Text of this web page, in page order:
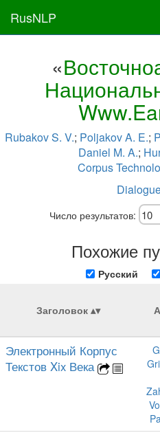
RusNLP
«
Rubakov S. V.; Poljakov A. E.;
Daniel M. A.;
Corpus
Число результатов:
Похожие
Русский
Заголовок
Электронный Корпус
Текстов Xix Века